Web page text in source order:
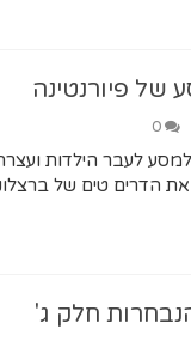
של פיורנטינה
0
חלק ג'